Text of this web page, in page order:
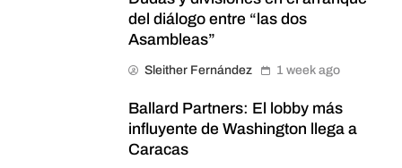
del diálogo entre “las dos
Asambleas”
Sleither Fernández 1 week ago
Ballard Partners: El lobby más
influyente de Washington llega a
Caracas